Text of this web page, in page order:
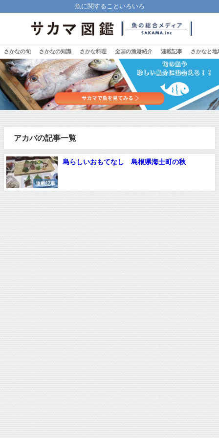
魚に関することいろいろ
さかなの旬 さかなの知識 さかな料理 全国の漁港紹介 連載記事 さかなと地
アカバの記事一覧
連載記事
島らしいおもてなし 島根県海士町の秋